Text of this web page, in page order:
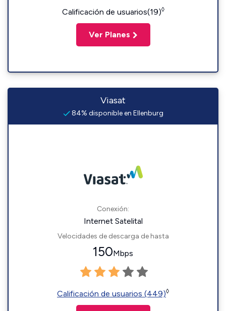
Calificación de usuarios(19)◊
Ver Planes
Viasat
84% disponible en Ellenburg
Conexión:
Internet Satelital
Velocidades de descarga de hasta
150Mbps
Calificación de usuarios (449)◊